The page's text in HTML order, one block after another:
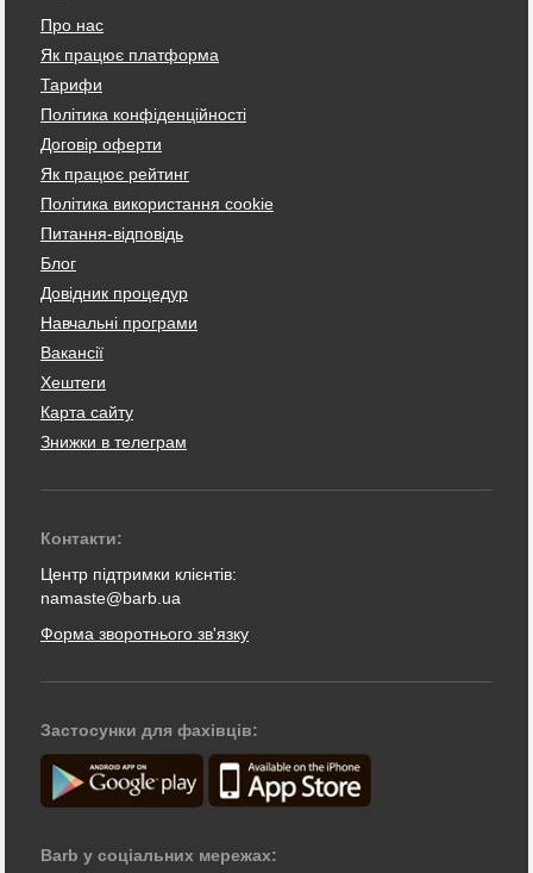
Про нас
Як працює платформа
Тарифи
Політика конфіденційності
Договір оферти
Як працює рейтинг
Політика використання cookie
Питання-відповідь
Блог
Довідник процедур
Навчальні програми
Вакансії
Хештеги
Карта сайту
Знижки в телеграм
Контакти:
Центр підтримки клієнтів:
namaste@barb.ua
Форма зворотнього зв'язку
Застосунки для фахівців:
Barb у соціальних мережах: